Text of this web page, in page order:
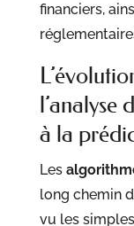
financiers,
l’analyse
à la
Les
long chemin
vu les